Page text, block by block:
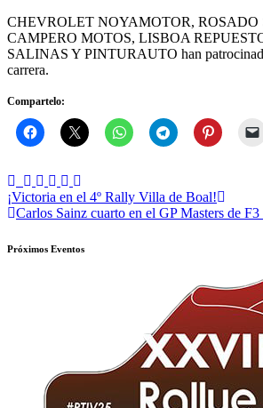
CHEVROLET NOYAMOTOR, ROSADO
CAMPERO MOTOS, LISBOA
SALINAS Y PINTURAUTO han
carrera.
Compartelo:
Navegación
de
entradas
¡Victoria en el 4º Rally Villa de Boal!
Carlos Sainz cuarto en el GP Masters de
Próximos Eventos